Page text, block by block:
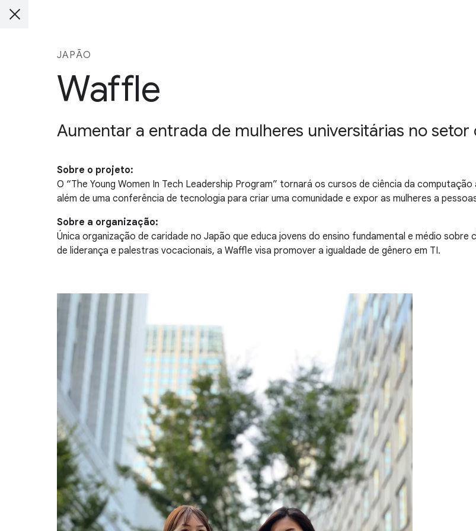
JAPÃO
Waffle
Aumentar a entrada de mulheres universitárias no
Sobre o projeto:
O “The Young Women In Tech Leadership Program” tornará os cursos de ciência da
além de uma conferência de tecnologia para criar uma comunidade e expor as mulheres a
Sobre a organização:
Única organização de caridade no Japão que educa jovens do ensino fundamental e médio
de liderança e palestras vocacionais, a Waffle visa promover a igualdade de gênero em TI.